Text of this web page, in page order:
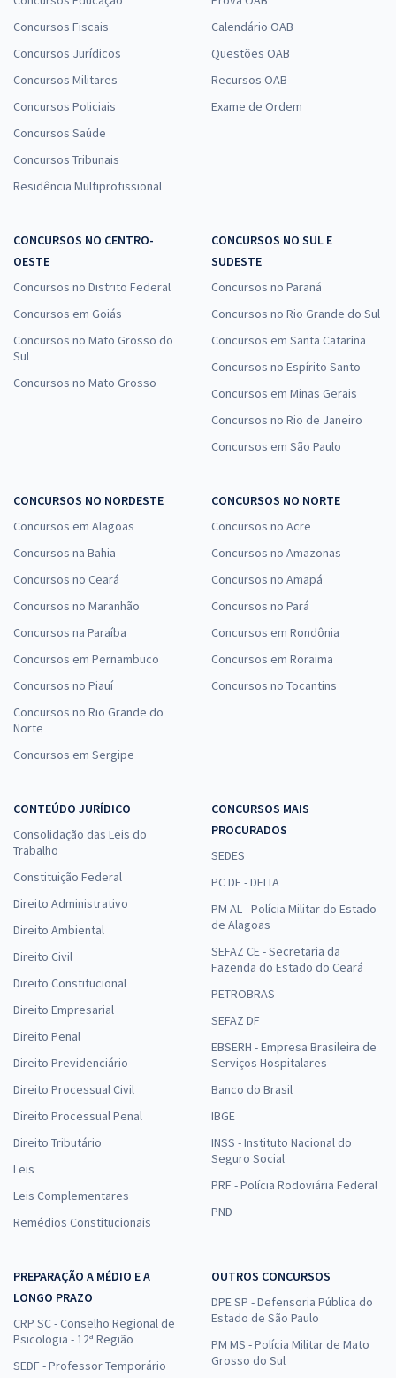
Específicos para o Cargo de Analista Especializado - Analista
à vista
R$32,66
Economize R$ 97,98 (-20%)
Concursos Fiscais
Concursos Jurídicos
Concursos Militares
Concursos Policiais
Concursos Saúde
Concursos Tribunais
Residência Multiprofissional
Calendário OAB
Questões OAB
Recursos OAB
Exame de Ordem
CONCURSOS NO CENTRO-
OESTE
Concursos no Distrito Federal
Concursos em Goiás
Concursos no Mato Grosso do
Sul
Concursos no Mato Grosso
CONCURSOS NO SUL E
SUDESTE
Concursos no Paraná
Concursos no Rio Grande do Sul
Concursos em Santa Catarina
Concursos no Espírito Santo
Concursos em Minas Gerais
Concursos no Rio de Janeiro
Concursos em São Paulo
CONCURSOS NO NORDESTE
Concursos em Alagoas
Concursos na Bahia
Concursos no Ceará
Concursos no Maranhão
Concursos na Paraíba
Concursos em Pernambuco
Concursos no Piauí
Concursos no Rio Grande do
Norte
Concursos em Sergipe
CONCURSOS NO NORTE
Concursos no Acre
Concursos no Amazonas
Concursos no Amapá
Concursos no Pará
Concursos em Rondônia
Concursos em Roraima
Concursos no Tocantins
CONTEÚDO JURÍDICO
Consolidação das Leis do
Trabalho
Constituição Federal
Direito Administrativo
Direito Ambiental
Direito Civil
Direito Constitucional
Direito Empresarial
Direito Penal
Direito Previdenciário
Direito Processual Civil
Direito Processual Penal
Direito Tributário
Leis
Leis Complementares
Remédios Constitucionais
CONCURSOS MAIS
PROCURADOS
SEDES
PC DF - DELTA
PM AL - Polícia Militar do Estado
de Alagoas
SEFAZ CE - Secretaria da
Fazenda do Estado do Ceará
PETROBRAS
SEFAZ DF
EBSERH - Empresa Brasileira de
Serviços Hospitalares
Banco do Brasil
IBGE
INSS - Instituto Nacional do
Seguro Social
PRF - Polícia Rodoviária Federal
PND
PREPARAÇÃO A MÉDIO E A
LONGO PRAZO
CRP SC - Conselho Regional de
Psicologia - 12ª Região
SEDF - Professor Temporário
OUTROS CONCURSOS
DPE SP - Defensoria Pública do
Estado de São Paulo
PM MS - Polícia Militar de Mato
Grosso do Sul